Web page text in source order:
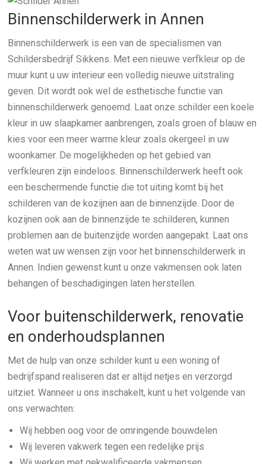
Binnenschilderwerk in Annen
Binnenschilderwerk is een van de specialismen van
Schildersbedrijf Sikkens. Met een nieuwe verfkleur op de
muur kunt u uw interieur een volledig nieuwe uitstraling
geven. Dit wordt ook wel de esthetische functie van
binnenschilderwerk genoemd. Laat onze schilder een koele
kleur in uw slaapkamer aanbrengen, zoals groen of blauw en
kies voor een meer warme kleur zoals okergeel in uw
woonkamer. De mogelijkheden op het gebied van
verfkleuren zijn eindeloos. Binnenschilderwerk heeft ook
een beschermende functie die tot uiting komt bij het
schilderen van de kozijnen aan de binnenzijde. Door de
kozijnen ook aan de binnenzijde te schilderen, kunnen
problemen aan de buitenzijde worden aangepakt. Laat ons
weten wat uw wensen zijn voor het binnenschilderwerk in
Annen. Indien gewenst kunt u onze vakmensen ook laten
behangen of beschadigingen laten herstellen.
Voor buitenschilderwerk, renovatie
en onderhoudsplannen
Met de hulp van onze schilder kunt u een woning of
bedrijfspand realiseren dat er altijd netjes en verzorgd
uitziet. Wanneer u ons inschakelt, kunt u het volgende van
ons verwachten:
Wij hebben oog voor de omringende bouwdelen
Wij leveren vakwerk tegen een redelijke prijs